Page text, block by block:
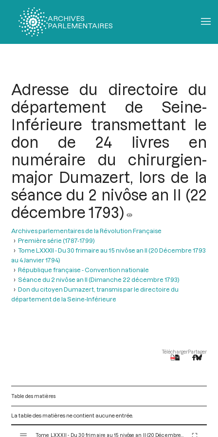
ARCHIVES
PARLEMENTAIRES
Adresse du directoire du
département de Seine-
Inférieure transmettant le
don de 24 livres en
numéraire du chirurgien-
major Dumazert, lors de la
séance du 2 nivôse an II (22
décembre 1793)
Archives parlementaires de la Révolution Française
Première série (1787-1799)
Tome LXXXII - Du 30 frimaire au 15 nivôse an II (20 Décembre 1793
au 4 Janvier 1794)
République française - Convention nationale
Séance du 2 nivôse an II (Dimanche 22 décembre 1793)
Don du citoyen Dumazert, transmis par le directoire du
département de la Seine-Inférieure
TéléchargerPartager
Table des matières
La table des matières ne contient aucune entrée.